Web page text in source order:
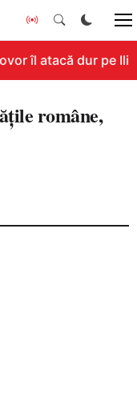
îl atacă dur pe
române,